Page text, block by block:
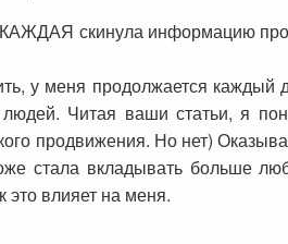
КАЖДАЯ скинула информацию
у меня продолжается каждый
Читая ваши статьи, я
продвижения. Но нет)
стала вкладывать больше
это влияет на меня.